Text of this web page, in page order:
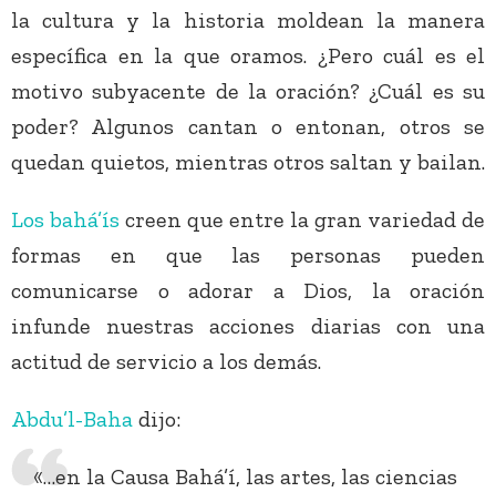
la cultura y la historia moldean la manera
específica en la que oramos. ¿Pero cuál es el
motivo subyacente de la oración? ¿Cuál es su
poder? Algunos cantan o entonan, otros se
quedan quietos, mientras otros saltan y bailan.
Los bahá’ís creen que entre la gran variedad de
formas en que las personas pueden
comunicarse o adorar a Dios, la oración
infunde nuestras acciones diarias con una
actitud de servicio a los demás.
Abdu’l-Baha dijo:
«…en la Causa Bahá’í, las artes, las ciencias